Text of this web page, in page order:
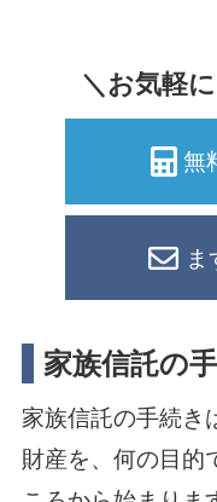
＼お気軽
無
ま
家族信託の
家族信託の手続き
財産を、何の目的